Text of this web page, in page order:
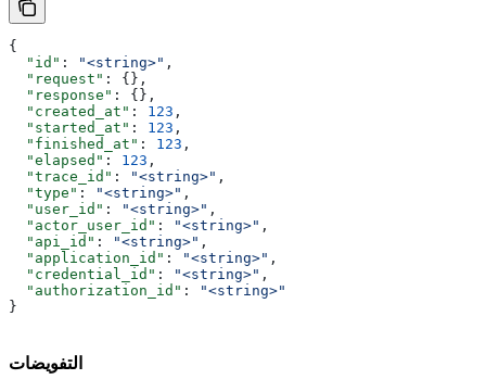
{
  "id"
: "<string>" ,
  "request"
: {},
  "response"
: {},
  "created_at"
: 123 ,
  "started_at"
: 123 ,
  "finished_at"
: 123 ,
  "elapsed"
: 123 ,
  "trace_id"
: "<string>" ,
  "type"
: "<string>" ,
  "user_id"
: "<string>" ,
  "actor_user_id"
: "<string>" ,
  "api_id"
: "<string>" ,
  "application_id"
: "<string>" ,
  "credential_id"
: "<string>" ,
  "authorization_id"
:
"<string>"
}
التفويضات